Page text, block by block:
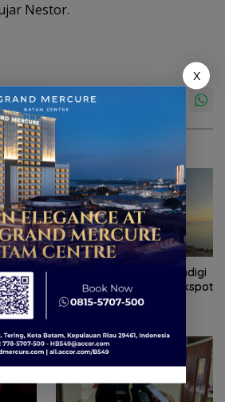
Nestor.
Pemprov Kepri dan Komdigi
sepakat tuntaskan blankspot
di perbatasan
X